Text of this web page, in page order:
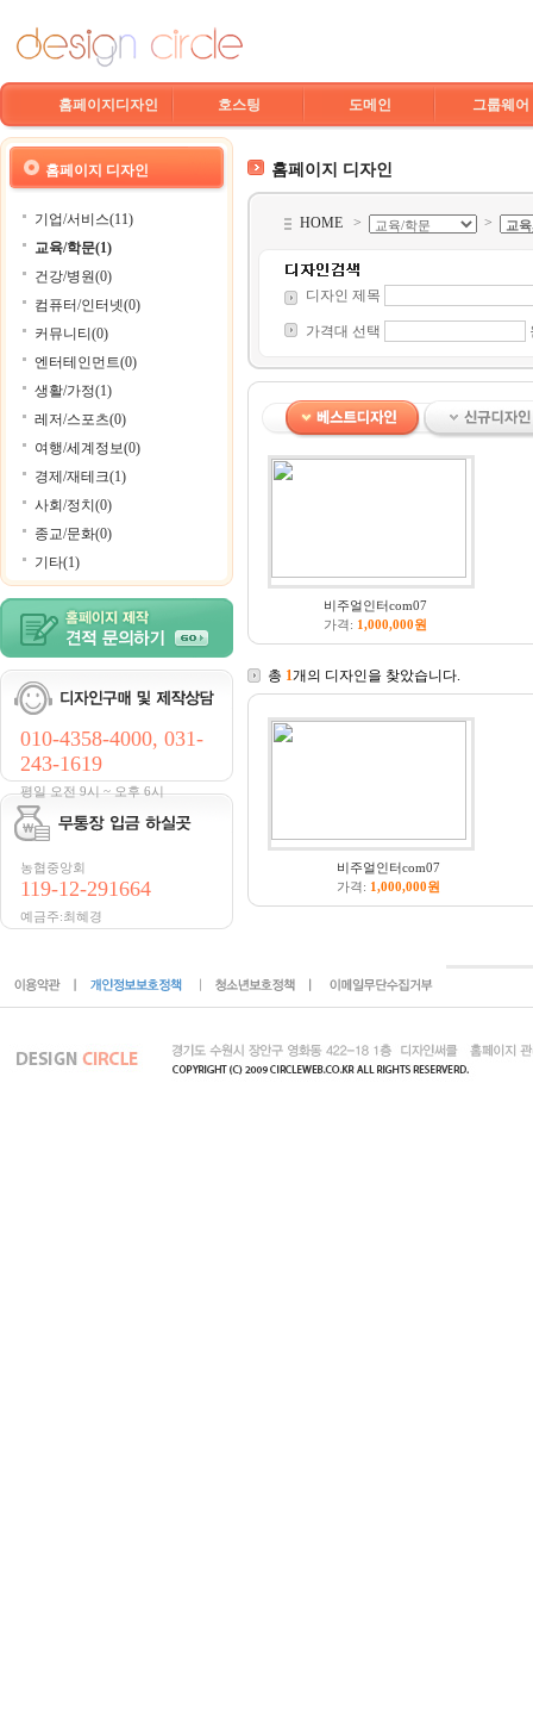
홈페이지디자인 호스팅 도메인 그룹웨어
홈페이지 디자인
기업/서비스(11)
교육/학문(1)
건강/병원(0)
컴퓨터/인터넷(0)
커뮤니티(0)
엔터테인먼트(0)
생활/가정(1)
레저/스포츠(0)
여행/세계정보(0)
경제/재테크(1)
사회/정치(0)
종교/문화(0)
기타(1)
010-4358-4000, 031-
243-1619
평일 오전 9시 ~ 오후 6시
농협중앙회
119-12-291664
예금주:최혜경
홈페이지 디자인
HOME > >
디자인 제목
가격대 선택
비주얼인터com07
가격: 1,000,000원
총 1개의 디자인을 찾았습니다.
비주얼인터com07
가격: 1,000,000원